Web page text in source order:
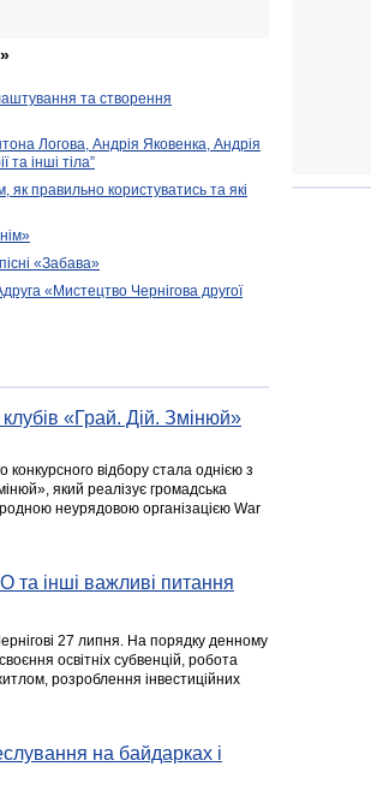
та створення
Логова, Андрія Яковенка, Андрія
та інші тіла”
правильно користуватись та які
«Забава»
«Мистецтво Чернігова другої
клубів «Грай. Дій. Змінюй»
конкурсного відбору стала однією з
який реалізує громадська
неурядовою організацією War
та інші важливі питання
27 липня. На порядку денному
освітніх субвенцій, робота
розроблення інвестиційних
на байдарках і